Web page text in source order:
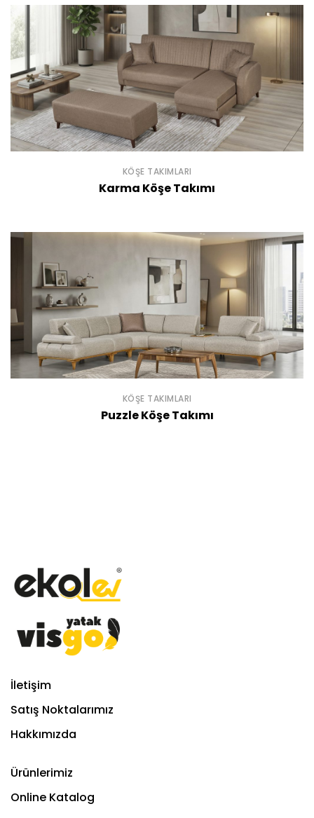
KÖŞE TAKIMLARI
Karma Köşe Takımı
KÖŞE TAKIMLARI
Puzzle Köşe Takımı
İletişim
Satış Noktalarımız
Hakkımızda
Ürünlerimiz
Online Katalog